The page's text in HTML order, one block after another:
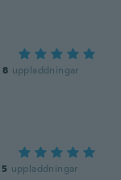
8 uppladdningar
5 uppladdningar